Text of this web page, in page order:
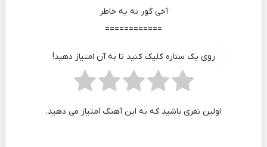
آخی گور نه یه خاطر
============
روی یک ستاره کلیک کنید تا به آن امتیاز دهید!
اولین نفری باشید که به این آهنگ امتیاز می دهید.